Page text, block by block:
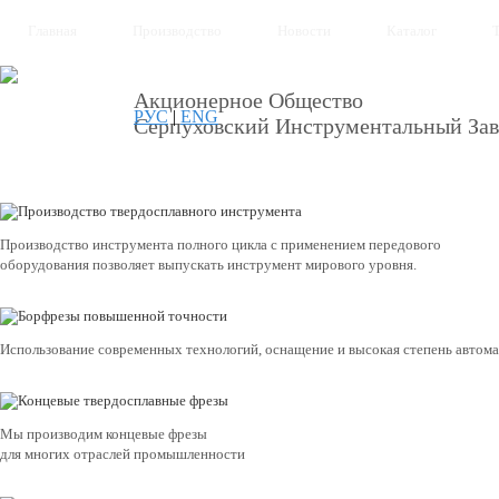
Акционерное Общество
Серпуховский Инструментальный
РУС| ENG
Производство инструмента полного цикла с применением передового
оборудования позволяет выпускать инструмент мирового уровня.
Использование современных технологий, оснащение и высокая степень
Мы производим концевые фрезы
для многих отраслей промышленности